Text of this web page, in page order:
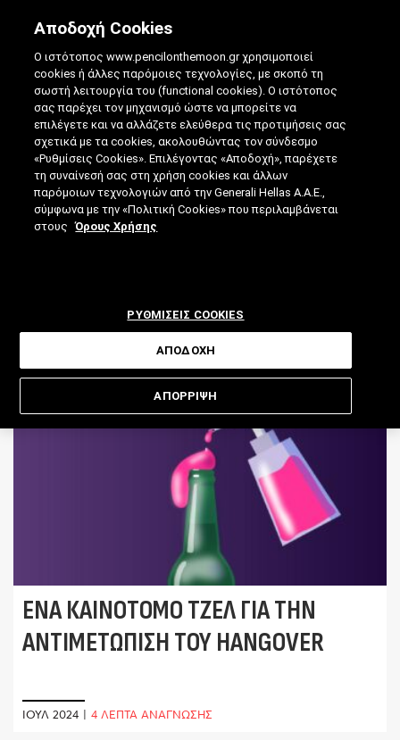
ΑΛΚΟΌΛ
ΈΝΑ "ΈΞΥΠΝΟ" ΈΜΠΛΑΣΤΡΟ ΠΕΡΙΟΡΊΖΕΙ
ΤΗΝ ΕΠΙΘΥΜΊΑ ΓΙΑ ΑΛΚΟΌΛ ΚΑΙ
ΝΑΡΚΩΤΙΚΆ
ΈΝΑ ΚΑΙΝΟΤΌΜΟ ΤΖΕΛ ΓΙΑ ΤΗΝ
ΑΝΤΙΜΕΤΏΠΙΣΗ ΤΟΥ HANGOVER
ΙΟΎΛ 2024 | 4 ΛΕΠΤΑ ΑΝΑΓΝΩΣΗΣ
Αποδοχή Cookies
Ο ιστότοπος www.pencilonthemoon.gr χρησιμοποιεί
cookies ή άλλες παρόμοιες τεχνολογίες, με σκοπό τη
σωστή λειτουργία του (functional cookies). Ο ιστότοπος
σας παρέχει τον μηχανισμό ώστε να μπορείτε να
επιλέγετε και να αλλάζετε ελεύθερα τις προτιμήσεις σας
σχετικά με τα cookies, ακολουθώντας τον σύνδεσμο
«Ρυθμίσεις Cookies». Επιλέγοντας «Αποδοχή», παρέχετε
τη συναίνεσή σας στη χρήση cookies και άλλων
παρόμοιων τεχνολογιών από την Generali Hellas A.A.E.,
σύμφωνα με την «Πολιτική Cookies» που περιλαμβάνεται
στους
Όρους Χρήσης
ΡΥΘΜΙΣΕΙΣ COOKIES
ΑΠΟΡΡΙΨΗ
ΑΠΟΔΟΧΗ